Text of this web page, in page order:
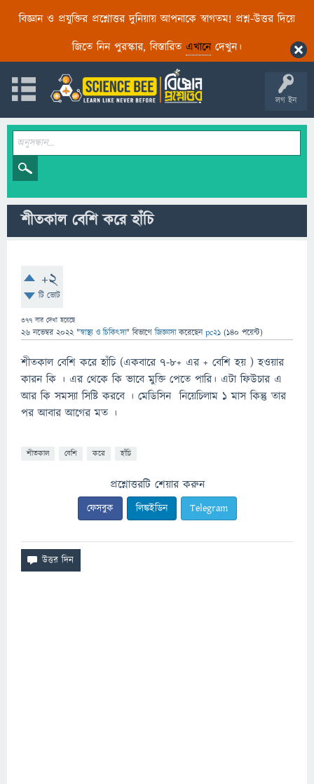
বিজ্ঞান ও প্রযুক্তির প্রশ্নোত্তর দুনিয়ায় আপনাকে স্বাগতম! প্রশ্ন-উত্তর দিয়ে
জিতে নিন পুরস্কার, বিস্তারিত এখানেদেখুন।
লগ ইন
শীতকাল বেশি করে হাঁচি
+2
টি ভোট
377 বার দেখা হয়েছে
26 নভেম্বর 2022 "স্বাস্থ্য ও চিকিৎসা" বিভাগে জিজ্ঞাসাকরেছেনpc21 (140 পয়েন্ট)
শীতকাল বেশি করে হাঁচি (একবারে ৭-৮+ এর + বেশি হয় ) হওয়ার
কারন কি । এর থেকে কি ভাবে মুক্তি পেতে পারি। এটা ফিউচার এ
আর কি সমস্যা সিষ্টি করবে । মেডিসিন নিয়েচিলাম ১ মাস কিন্তু তার
পর আবার আগের মত ।
শীতকাল বেশি করে হাঁচি
প্রশ্নোত্তরটি শেয়ার করুন
ফেসবুক লিঙ্কইডিন Telegram